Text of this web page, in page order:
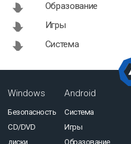
Образование
Игры
Система
Windows
Безопасность
CD/DVD
диски
Android
Система
Игры
Образование